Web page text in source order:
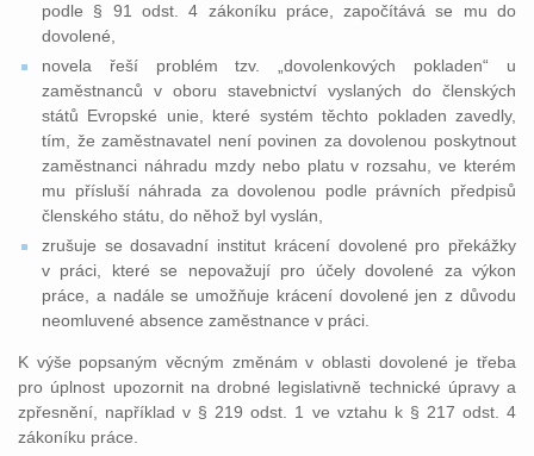
podle § 91 odst. 4 zákoníku práce, započítává se mu do
dovolené,
novela řeší problém tzv. „dovolenkových pokladen“ u
zaměstnanců v oboru stavebnictví vyslaných do členských
států Evropské unie, které systém těchto pokladen zavedly,
tím, že zaměstnavatel není povinen za dovolenou poskytnout
zaměstnanci náhradu mzdy nebo platu v rozsahu, ve kterém
mu přísluší náhrada za dovolenou podle právních předpisů
členského státu, do něhož byl vyslán,
zrušuje se dosavadní institut krácení dovolené pro překážky
v práci, které se nepovažují pro účely dovolené za výkon
práce, a nadále se umožňuje krácení dovolené jen z důvodu
neomluvené absence zaměstnance v práci.
K výše popsaným věcným změnám v oblasti dovolené je třeba
pro úplnost upozornit na drobné legislativně technické úpravy a
zpřesnění, například v § 219 odst. 1 ve vztahu k § 217 odst. 4
zákoníku práce.